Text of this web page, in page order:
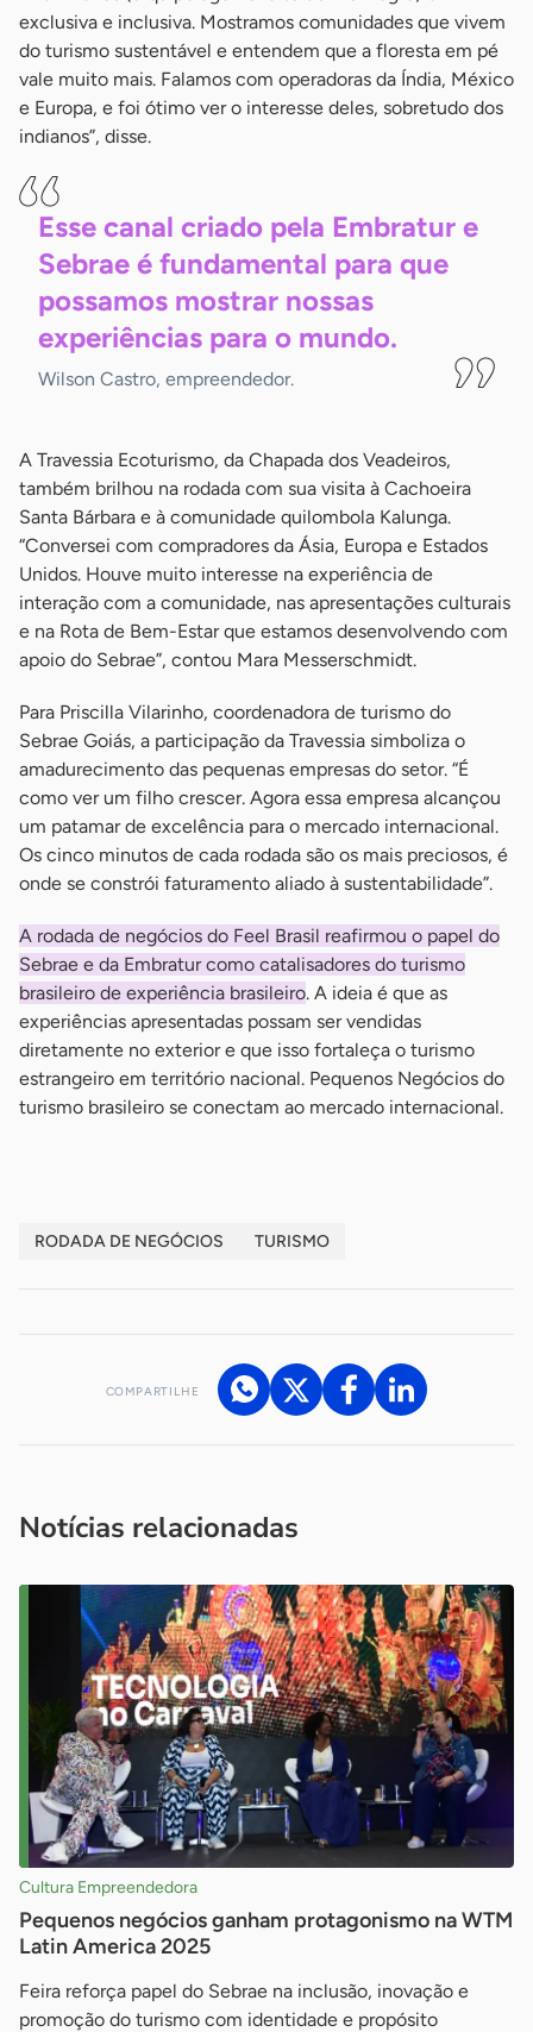
exclusiva e inclusiva. Mostramos comunidades que vivem
do turismo sustentável e entendem que a floresta em pé
vale muito mais. Falamos com operadoras da Índia, México
e Europa, e foi ótimo ver o interesse deles, sobretudo dos
indianos”, disse.
Esse canal criado pela Embratur e
Sebrae é fundamental para que
possamos mostrar nossas
experiências para o mundo.
Wilson Castro, empreendedor.
A Travessia Ecoturismo, da Chapada dos Veadeiros,
também brilhou na rodada com sua visita à Cachoeira
Santa Bárbara e à comunidade quilombola Kalunga.
“Conversei com compradores da Ásia, Europa e Estados
Unidos. Houve muito interesse na experiência de
interação com a comunidade, nas apresentações culturais
e na Rota de Bem-Estar que estamos desenvolvendo com
apoio do Sebrae”, contou Mara Messerschmidt.
Para Priscilla Vilarinho, coordenadora de turismo do
Sebrae Goiás, a participação da Travessia simboliza o
amadurecimento das pequenas empresas do setor. “É
como ver um filho crescer. Agora essa empresa alcançou
um patamar de excelência para o mercado internacional.
Os cinco minutos de cada rodada são os mais preciosos, é
onde se constrói faturamento aliado à sustentabilidade”.
A rodada de negócios do Feel Brasil reafirmou o papel do
Sebrae e da Embratur como catalisadores do turismo
brasileiro de experiência brasileiro. A ideia é que as
experiências apresentadas possam ser vendidas
diretamente no exterior e que isso fortaleça o turismo
estrangeiro em território nacional. Pequenos Negócios do
turismo brasileiro se conectam ao mercado internacional.
RODADA DE NEGÓCIOS TURISMO
COMPARTILHE
Notícias relacionadas
Cultura Empreendedora
Pequenos negócios ganham protagonismo na WTM
Latin America 2025
Feira reforça papel do Sebrae na inclusão, inovação e
promoção do turismo com identidade e propósito